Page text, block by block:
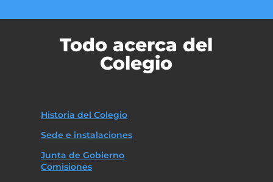
Todo acerca del
Colegio
Historia del Colegio
Sede e instalaciones
Junta de Gobierno
Comisiones